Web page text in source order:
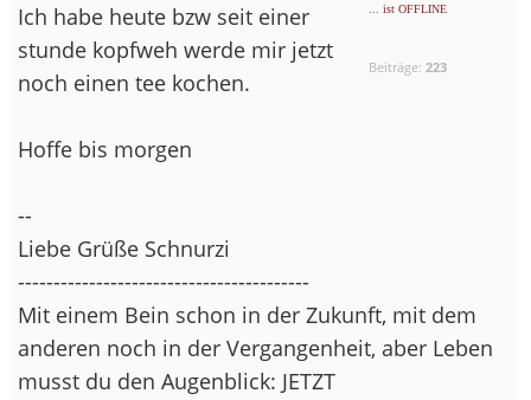
... ist OFFLINE
Beiträge: 223
Ich habe heute bzw seit einer
stunde kopfweh werde mir jetzt
noch einen tee kochen.
Hoffe bis morgen
--
Liebe Grüße Schnurzi
-----------------------------------------
Mit einem Bein schon in der Zukunft, mit dem
anderen noch in der Vergangenheit, aber Leben
musst du den Augenblick: JETZT